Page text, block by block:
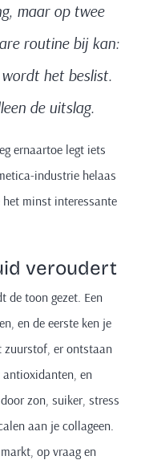
maar op twee
routine bij kan:
het beslist.
de uitslag.
ernaartoe legt iets
industrie helaas
minst interessante
veroudert
de toon gezet. Een
en de eerste ken je
er ontstaan
en
zon, suiker, stress
aan je collageen.
op vraag en